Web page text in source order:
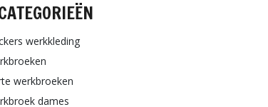
werkkleding
werkbroeken
dames